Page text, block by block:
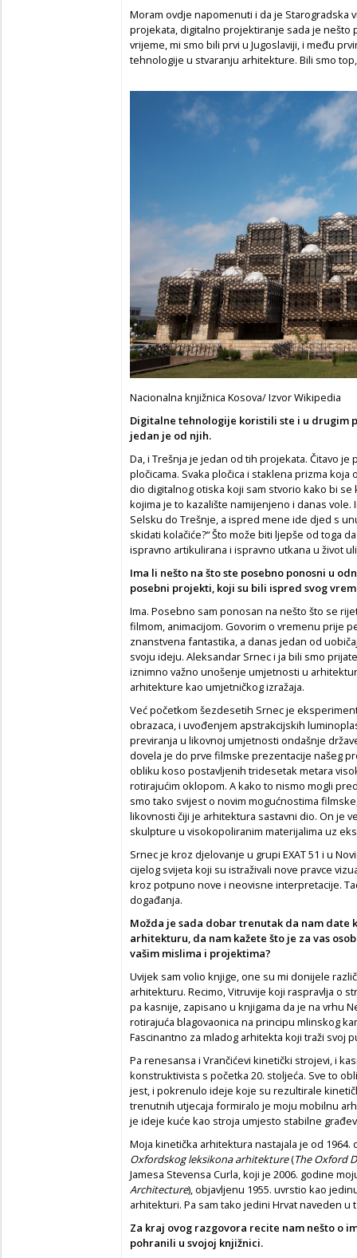
Moram ovdje napomenuti i da je Starogradska
projekata, digitalno projektiranje sada je
vrijeme, mi smo bili prvi u Jugoslaviji, i među
tehnologije u stvaranju arhitekture. Bili smo
Nacionalna knjižnica Kosova/ Izvor Wikipedia
Digitalne tehnologije koristili ste i u drugim
jedan je od njih.
Da, i Trešnja je jedan od tih projekata. Čitavo
pločicama. Svaka pločica i staklena prizma
dio digitalnog otiska koji sam stvorio kako bi
kojima je to kazalište namijenjeno i danas
Selsku do Trešnje, a ispred mene ide djed s
skidati kolačiće?“ Što može biti ljepše od toga
ispravno artikulirana i ispravno utkana u život
Ima li nešto na što ste posebno ponosni u
posebni projekti, koji su bili ispred svog
Ima. Posebno sam ponosan na nešto što se
filmom, animacijom. Govorim o vremenu prije
znanstvena fantastika, a danas jedan od
svoju ideju. Aleksandar Srnec i ja bili smo
iznimno važno unošenje umjetnosti u
arhitekture kao umjetničkog izražaja.
Već početkom šezdesetih Srnec je
obrazaca, i uvođenjem apstrakcijskih
previranja u likovnoj umjetnosti ondašnje
dovela je do prve filmske prezentacije našeg
obliku koso postavljenih tridesetak metara
rotirajućim oklopom. A kako to nismo mogli
smo tako svijest o novim mogućnostima
likovnosti čiji je arhitektura sastavni dio. On je
skulpture u visokopoliranim materijalima uz
Srnec je kroz djelovanje u grupi EXAT 51 i u
cijelog svijeta koji su istraživali nove pravce
kroz potpuno nove i neovisne interpretacije.
događanja.
Možda je sada dobar trenutak da nam date
arhitekturu, da nam kažete što je za vas
vašim mislima i projektima?
Uvijek sam volio knjige, one su mi donijele
arhitekturu. Recimo, Vitruvije koji raspravlja o
pa kasnije, zapisano u knjigama da je na vrhu
rotirajuća blagovaonica na principu mlinskog
Fascinantno za mladog arhitekta koji traži svoj
Pa renesansa i Vrančićevi kinetički strojevi, i
konstruktivista s početka 20. stoljeća. Sve to
jest, i pokrenulo ideje koje su rezultirale
trenutnih utjecaja formiralo je moju mobilnu
je ideje kuće kao stroja umjesto stabilne
Moja kinetička arhitektura nastajala je od 1964.
Oxfordskog leksikona arhitekture(The Oxford
Jamesa Stevensa Curla, koji je 2006. godine
Architecture), objavljenu 1955. uvrstio kao
arhitekturi. Pa sam tako jedini Hrvat naveden u
Za kraj ovog razgovora recite nam nešto o
pohranili u svojoj knjižnici.